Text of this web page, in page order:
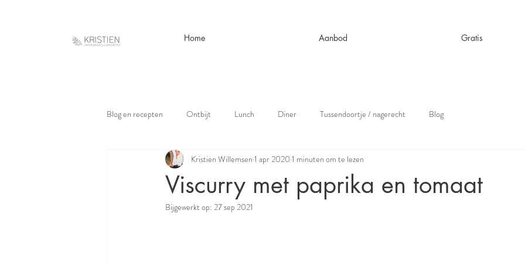
Home Aanbod Gratis
Blog en recepten Ontbijt Lunch Diner Tussendoortje / nagerecht Blog
Viscurry met paprika en tomaat
Kristien Willemsen 1 apr 2020 1 minuten om te lezen
Bijgewerkt op: 27 sep 2021